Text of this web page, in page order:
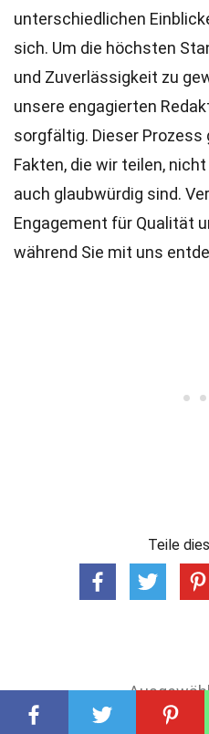
unterschiedlichen
sich. Um die höchsten
und Zuverlässigkeit zu
unsere engagierten
sorgfältig. Dieser Prozess
Fakten, die wir teilen,
auch glaubwürdig sind.
Engagement für Qualität
während Sie mit uns
Teile